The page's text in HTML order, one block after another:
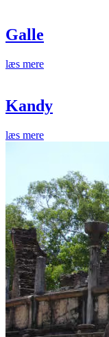
Galle
læs mere
Kandy
læs mere